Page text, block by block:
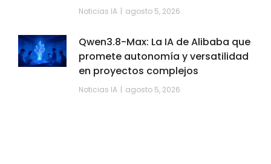
Noticias IA agosto 5, 2026
Qwen3.8-Max: La IA de Alibaba que
promete autonomía y versatilidad
en proyectos complejos
Noticias IA agosto 5, 2026